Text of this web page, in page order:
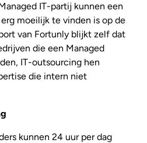
IT-partij kunnen een
moeilijk te vinden is op de
van Fortunly blijkt zelf dat
die een Managed
IT-outsourcing hen
die intern niet
kunnen 24 uur per dag